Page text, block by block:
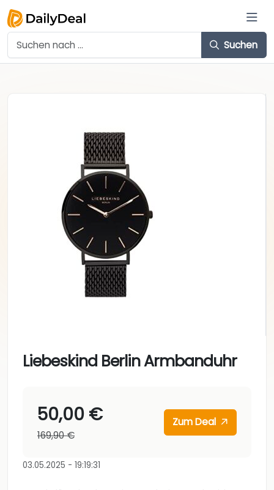
Suchen
Liebeskind Berlin Armbanduhr
50,00 €
169,90 €
Zum Deal
03.05.2025 - 19:19:31